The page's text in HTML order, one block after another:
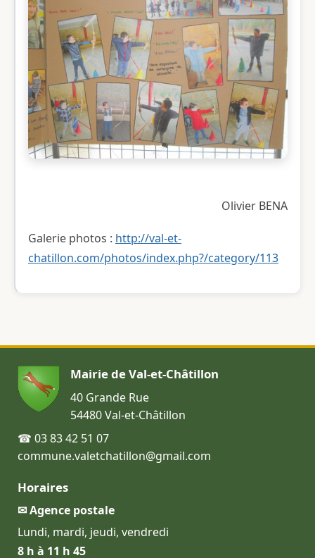
Olivier BENA
​Galerie photos : http://val-et-
chatillon.com/photos/index.php?/category/113
Mairie de Val-et-Châtillon
40 Grande Rue
54480 Val-et-Châtillon
☎ 03 83 42 51 07
commune.valetchatillon@gmail.com
Horaires
✉ Agence postale
Lundi, mardi, jeudi, vendredi
8 h à 11 h 45